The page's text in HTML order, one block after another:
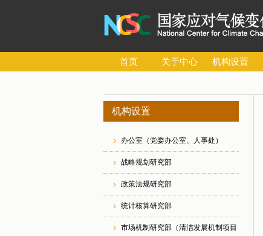
首页 关于中心 机构设置
机构设置
办公室（党委办公室、人事处）
战略规划研究部
政策法规研究部
统计核算研究部
市场机制研究部（清洁发展机制项目